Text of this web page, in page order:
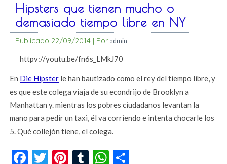
Hipsters que tienen mucho o
demasiado tiempo libre en NY
Publicado 22/09/2014 | Por admin
httpv://youtu.be/fn6s_LMkJ70
En Die Hipster le han bautizado como el rey del tiempo libre, y
es que este colega viaja de su econdrijo de Brooklyn a
Manhattan y. mientras los pobres ciudadanos levantan la
mano para pedir un taxi, él va corriendo e intenta chocarle los
5. Qué collejón tiene, el colega.
Facebook
Twitter
Pinterest
TumblrWhatsApp